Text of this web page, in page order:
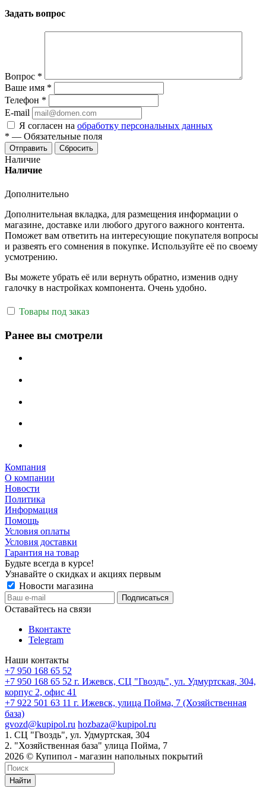
Задать вопрос
Вопрос *
Ваше имя *
Телефон *
E-mail
Я согласен на обработку персональных данных
* — Обязательные поля
Отправить Сбросить
Наличие
Наличие
Дополнительно
Дополнительная вкладка, для размещения информации о
магазине, доставке или любого другого важного контента.
Поможет вам ответить на интересующие покупателя вопросы
и развеять его сомнения в покупке. Используйте её по своему
усмотрению.
Вы можете убрать её или вернуть обратно, изменив одну
галочку в настройках компонента. Очень удобно.
Товары под заказ
Ранее вы смотрели
Компания
О компании
Новости
Политика
Информация
Помощь
Условия оплаты
Условия доставки
Гарантия на товар
Будьте всегда в курсе!
Узнавайте о скидках и акциях первым
Новости магазина
Оставайтесь на связи
Вконтакте
Telegram
Наши контакты
+7 950 168 65 52
+7 950 168 65 52 г. Ижевск, СЦ "Гвоздь", ул. Удмуртская, 304,
корпус 2, офис 41
+7 922 501 63 11 г. Ижевск, улица Пойма, 7 (Хозяйственная
база)
gvozd@kupipol.ru hozbaza@kupipol.ru
1. СЦ "Гвоздь", ул. Удмуртская, 304
2. "Хозяйственная база" улица Пойма, 7
2026 © Купипол - магазин напольных покрытий
Найти